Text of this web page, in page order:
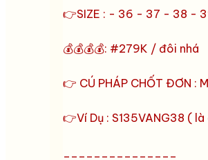
👉SIZE : - 36 - 37 - 38 -
💰💰💰💰: #279K / đôi nhá
👉 CÚ PHÁP CHỐT ĐƠN :
👉Ví Dụ : S135VANG38 (